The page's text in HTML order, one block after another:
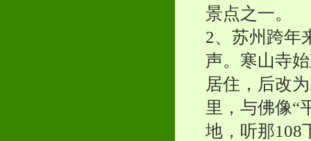
景点之一。
2、苏州跨年
声。寒山寺
居住，后改
里，与佛像“
地，听那108